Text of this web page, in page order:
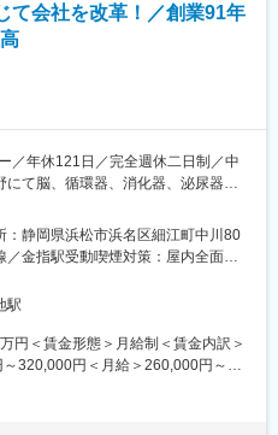
務
製品を生産し、患者さんの治療の
剤」など多くの剤形を取り扱って
応する知識を身に着けていただくこ
プラントや製品についての知識を得
規プラント立ち上げの責任者をお
す。
し、130年を超える歴史を持つ老舗
キャベジン」などOTC医薬品以外
て会社を改革！／創業91年
／年休121日／完全週休二日制／中
て脳、循環器、消化器、泌尿器な
や企画推進を担う社内 SE職です。
システムの見直しを本格推進するフ
システムを理解いただいた上で業務
推進する役割を担っていただきま
：静岡県浜松市浜名区細江町中川80
金指駅受動喫煙対策：屋内全面禁
駅
円＜賃金形態＞月給制＜賃金内訳＞
320,000円＜月給＞260,000円～